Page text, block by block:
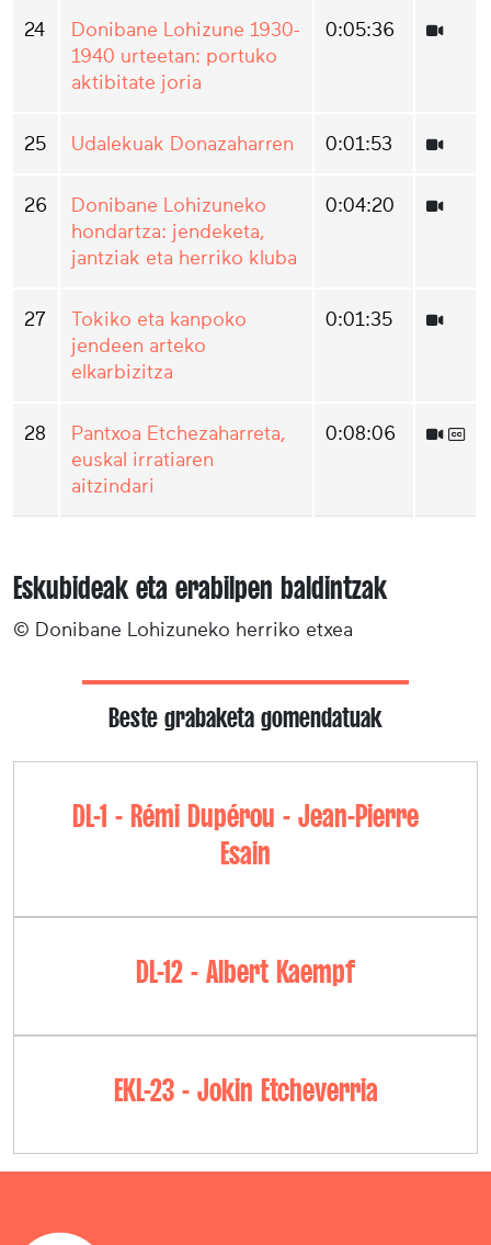
24
Donibane Lohizune 1930-
1940 urteetan: portuko
aktibitate joria
0:05:36
25 Udalekuak Donazaharren 0:01:53
26
Donibane Lohizuneko
hondartza: jendeketa,
jantziak eta herriko kluba
0:04:20
27
Tokiko eta kanpoko
jendeen arteko
elkarbizitza
0:01:35
28
Pantxoa Etchezaharreta,
euskal irratiaren
aitzindari
0:08:06
Eskubideak eta erabilpen baldintzak
© Donibane Lohizuneko herriko etxea
Beste grabaketa gomendatuak
DL-1 - Rémi Dupérou - Jean-Pierre
Esain
DL-12 - Albert Kaempf
EKL-23 - Jokin Etcheverria